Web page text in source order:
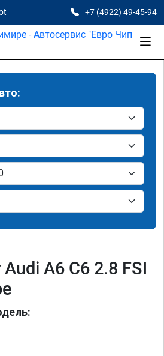
+7 (4922) 49-45-94
A6 C6 2.8 FSI